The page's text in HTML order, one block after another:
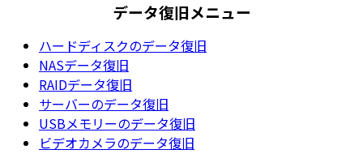
データ復旧メニュー
ハードディスクのデータ復旧
NASデータ復旧
RAIDデータ復旧
サーバーのデータ復旧
USBメモリーのデータ復旧
ビデオカメラのデータ復旧